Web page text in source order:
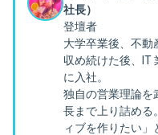
社長）
登壇者
大学卒業後、不動
収め続けた後、IT
に入社。
独自の営業理論を
長まで上り詰める
ィブを作りたい」